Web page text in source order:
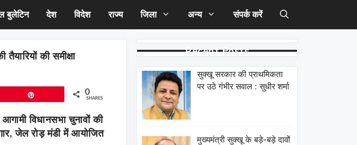
बुलेटिन देश विदेश राज्य जिला अन्य संपर्क करें
की समीक्षा
0
SHARES
विधानसभा चुनावों की
जेल रोड़ मंडी में आयोजित
Recent Posts
सुक्खू सरकार की प्राथमिकता
पर उठे गंभीर सवाल : सुधीर शर्मा
मुख्यमंत्री सुक्खू के बड़े-बड़े दावों